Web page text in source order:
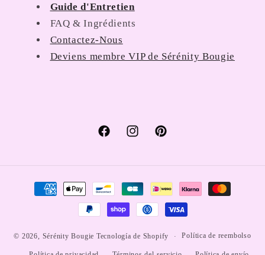
Guide d'Entretien
FAQ & Ingrédients
Contactez-Nous
Deviens membre VIP de Sérénity Bougie
FacebookInstagramPinterest
Formas
© 2026, Sérénity Bougie Tecnología de Shopify Política de reembolso